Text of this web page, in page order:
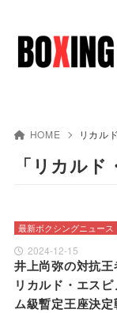
HOME リカル
「リカル
最新ボクシングニュース
2024-12-15
井上尚弥の対抗
リカルド・エス
ム級暫定王座決定